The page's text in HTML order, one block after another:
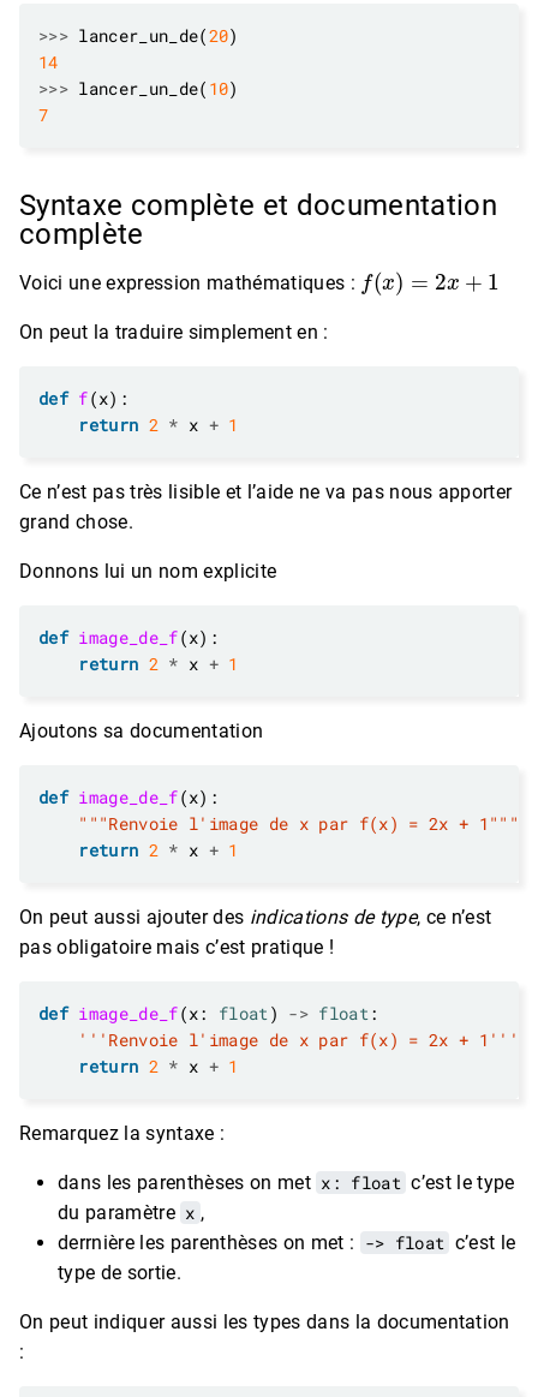
>>> lancer_un_de(20
14
>>> lancer_un_de( 10
7
Syntaxe complète et documentation
complète
Voici une expression mathématiques :
f(x )= +
On peut la traduire simplement en :
def f
return 2 * x + 1
Ce n’est pas très lisible et l’aide ne va pas nous apporter
grand chose.
Donnons lui un nom explicite
def image_de_f
return 2 * x + 1
Ajoutons sa documentation
def image_de_f
"""Renvoie l'image de x par f(x) = 2x + 1"""
return 2 * x + 1
On peut aussi ajouter des indications de type, ce n’est
pas obligatoire mais c’est pratique !
def image_de_f(x: float ) -> float
'''Renvoie l'image de x par f(x) = 2x + 1'''
return 2 * x + 1
Remarquez la syntaxe :
dans les parenthèses on met x: float c’est le type
du paramètre x ,
derrnière les parenthèses on met : -> float c’est le
type de sortie.
On peut indiquer aussi les types dans la documentation
: